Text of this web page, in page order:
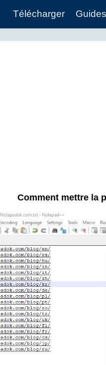
Télécharger Guides
Comment mettre la